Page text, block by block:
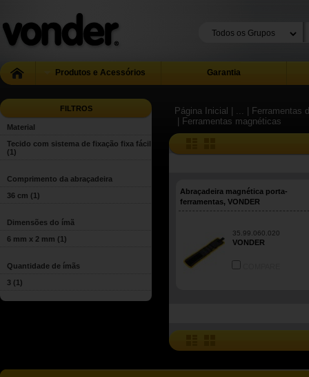
Produtos e Acessórios Garantia
FILTROS
Material
Tecido com sistema de fixação fixa fácil
(1)
Comprimento da abraçadeira
36 cm (1)
Dimensões do ímã
6 mm x 2 mm (1)
Quantidade de ímãs
3 (1)
Página Inicial | ...
|
| Ferramentas magnéticas
Abraçadeira magnética porta-
ferramentas, VONDER
35.99.060.020
VONDER